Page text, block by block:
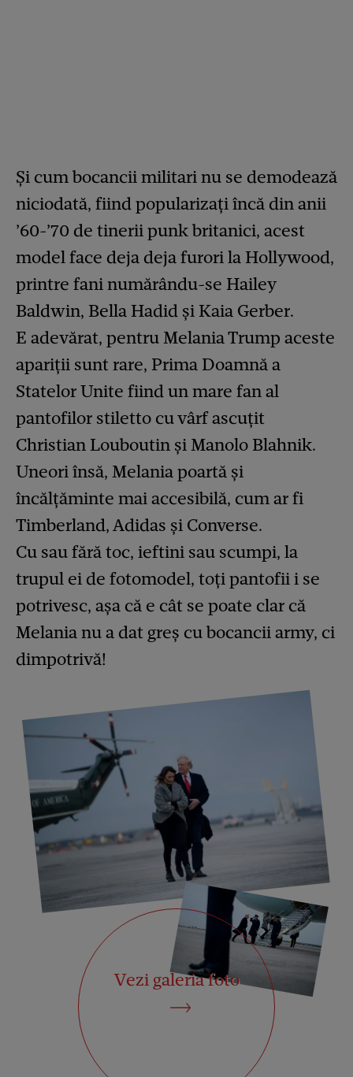
Și cum bocancii militari nu se demodează
niciodată, fiind popularizați încă din anii
’60-’70 de tinerii punk britanici, acest
model face deja deja furori la Hollywood,
printre fani numărându-se Hailey
Baldwin, Bella Hadid și Kaia Gerber.
E adevărat, pentru Melania Trump aceste
apariții sunt rare, Prima Doamnă a
Statelor Unite fiind un mare fan al
pantofilor stiletto cu vârf ascuțit
Christian Louboutin și Manolo Blahnik.
Uneori însă, Melania poartă și
încălțăminte mai accesibilă, cum ar fi
Timberland, Adidas și Converse.
Cu sau fără toc, ieftini sau scumpi, la
trupul ei de fotomodel, toți pantofii i se
potrivesc, așa că e cât se poate clar că
Melania nu a dat greș cu bocancii army, ci
dimpotrivă!
Vezi galeria foto